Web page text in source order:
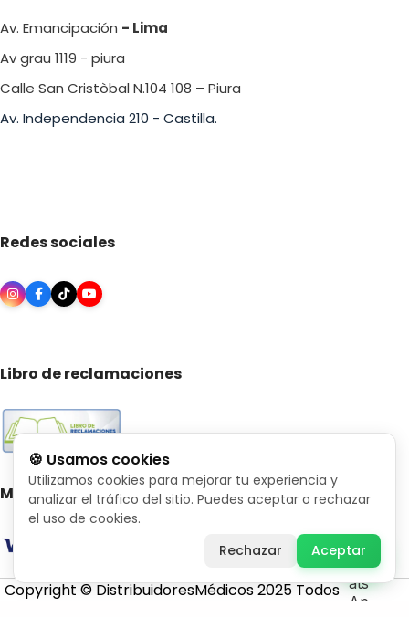
Av. Emancipación - Lima
Av grau 1119 - piura
Calle San Cristòbal N.104 108 – Piura
Av. Independencia 210 - Castilla.
Redes sociales
Libro de reclamaciones
Medios de pago
Copyright © DistribuidoresMédicos 2025 Todos
🍪 Usamos cookies
Utilizamos cookies para mejorar tu experiencia y
analizar el tráfico del sitio. Puedes aceptar o rechazar
el uso de cookies.
Rechazar
Aceptar